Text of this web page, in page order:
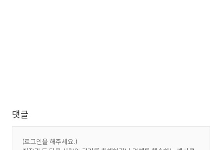
댓글